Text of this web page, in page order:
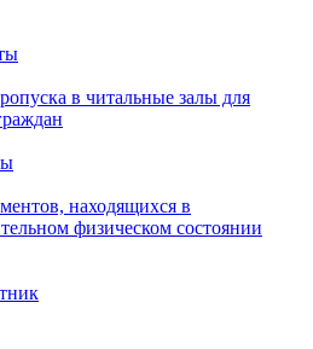
в читальные залы для
находящихся в
физическом состоянии